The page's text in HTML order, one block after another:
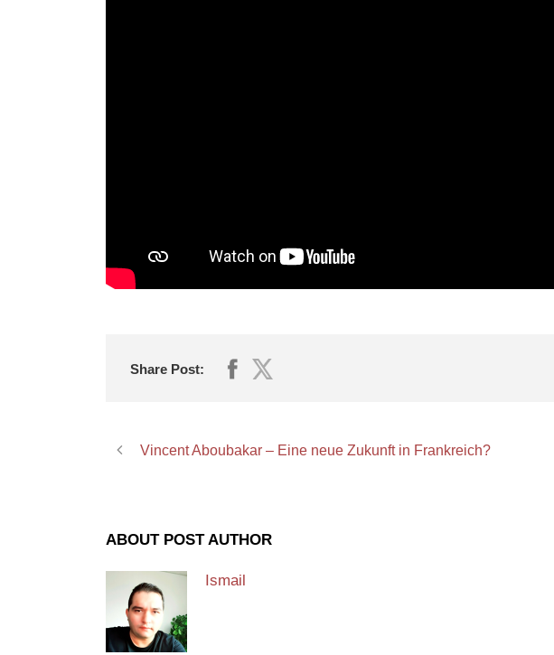
Share Post:
Vincent Aboubakar – Eine neue Zukunft in Frankreich?
ABOUT POST AUTHOR
Ismail